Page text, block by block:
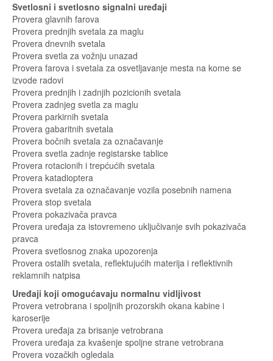
Svetlosni i svetlosno signalni uređaji
Provera glavnih farova
Provera prednjih svetala za maglu
Provera dnevnih svetala
Provera svetla za vožnju unazad
Provera farova i svetala za osvetljavanje mesta na kome se
izvode radovi
Provera prednjih i zadnjih pozicionih svetala
Provera zadnjeg svetla za maglu
Provera parkirnih svetala
Provera gabaritnih svetala
Provera bočnih svetala za označavanje
Provera svetla zadnje registarske tablice
Provera rotacionih i trepćućih svetala
Provera katadioptera
Provera svetala za označavanje vozila posebnih namena
Provera stop svetala
Provera pokazivača pravca
Provera uređaja za istovremeno uključivanje svih pokazivača
pravca
Provera svetlosnog znaka upozorenja
Provera ostalih svetala, reflektujućih materija i reflektivnih
reklamnih natpisa
Uređaji koji omogućavaju normalnu vidljivost
Provera vetrobrana i spoljnih prozorskih okana kabine i
karoserije
Provera uređaja za brisanje vetrobrana
Provera uređaja za kvašenje spoljne strane vetrobrana
Provera vozačkih ogledala